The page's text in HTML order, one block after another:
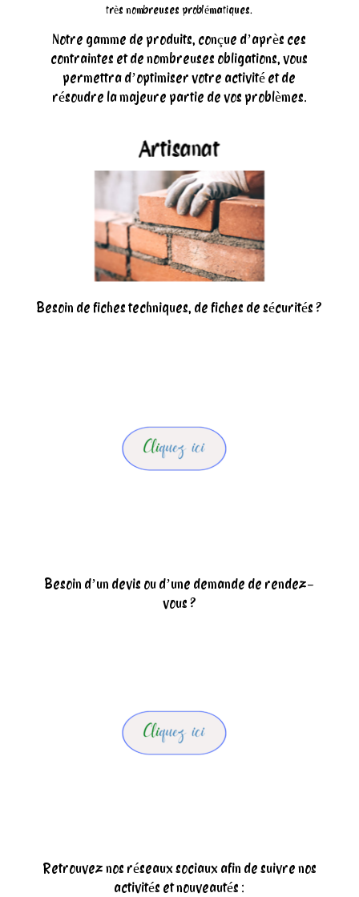
très nombreuses problématiques.
Notre gamme de produits, conçue d’après ces
contraintes et de nombreuses obligations, vous
permettra d’optimiser votre activité et de
résoudre la majeure partie de vos problèmes.
Besoin de fiches techniques, de fiches de sécurités ?
Besoin d’un devis ou d’une demande de rendez-
vous ?
Retrouvez nos réseaux sociaux afin de suivre nos
activités et nouveautés :